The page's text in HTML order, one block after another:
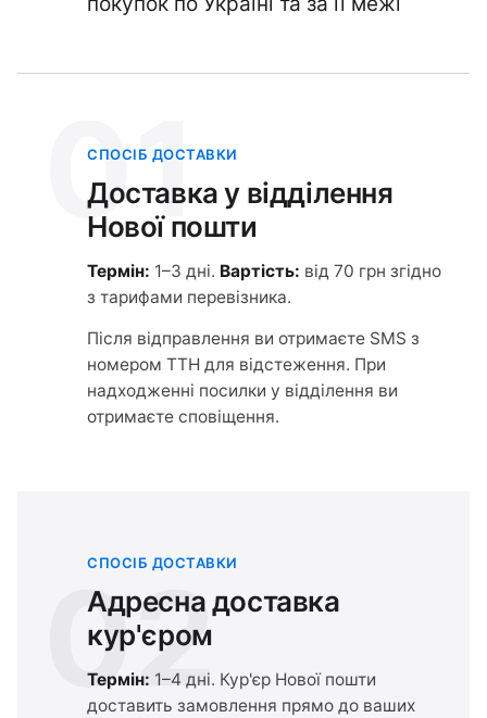
01
СПОСІБ ДОСТАВКИ
Доставка у відділення
Нової пошти
Термін: 1–3 дні. Вартість: від 70 грн згідно
з тарифами перевізника.
Після відправлення ви отримаєте SMS з
номером ТТН для відстеження. При
надходженні посилки у відділення ви
отримаєте сповіщення.
02
СПОСІБ ДОСТАВКИ
Адресна доставка
кур'єром
Термін: 1–4 дні. Кур'єр Нової пошти
доставить замовлення прямо до ваших